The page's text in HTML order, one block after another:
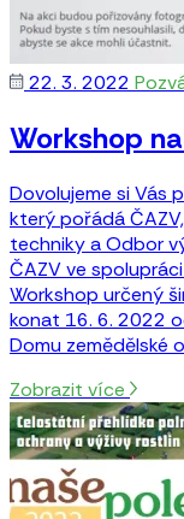
22. 3. 2022
Workshop
Dovolujeme si Vás
který pořádá
techniky a Odbor
ČAZV ve
Workshop určený
konat 16. 6. 2022
Domu zemědělské
Zobrazit více